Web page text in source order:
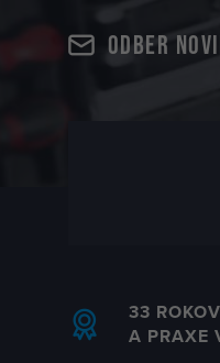
Odber
33
A PRAXE